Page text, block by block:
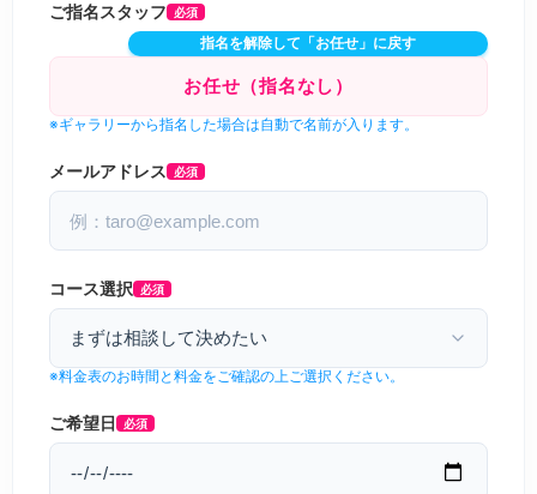
ご指名スタッフ 必須
指名を解除して「お任せ」に戻す
※ギャラリーから指名した場合は自動で名前が入ります。
メールアドレス 必須
コース選択 必須
※料金表のお時間と料金をご確認の上ご選択ください。
ご希望日 必須